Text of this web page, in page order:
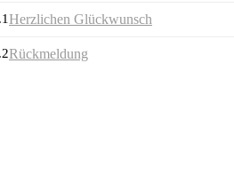
Herzlichen Glückwunsch
Rückmeldung